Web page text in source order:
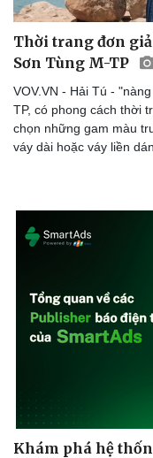
Thời trang đơn
Sơn Tùng M-TP
VOV.VN - Hải Tú -
TP, có phong cách thời
chọn những gam màu
váy dài hoặc váy liền
Khám phá hệ